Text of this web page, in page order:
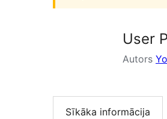
User
Autors
Sīkāka informācija